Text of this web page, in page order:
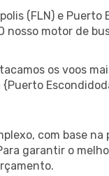
(FLN) e Puerto
nosso motor de
os voos
com base
garantir o